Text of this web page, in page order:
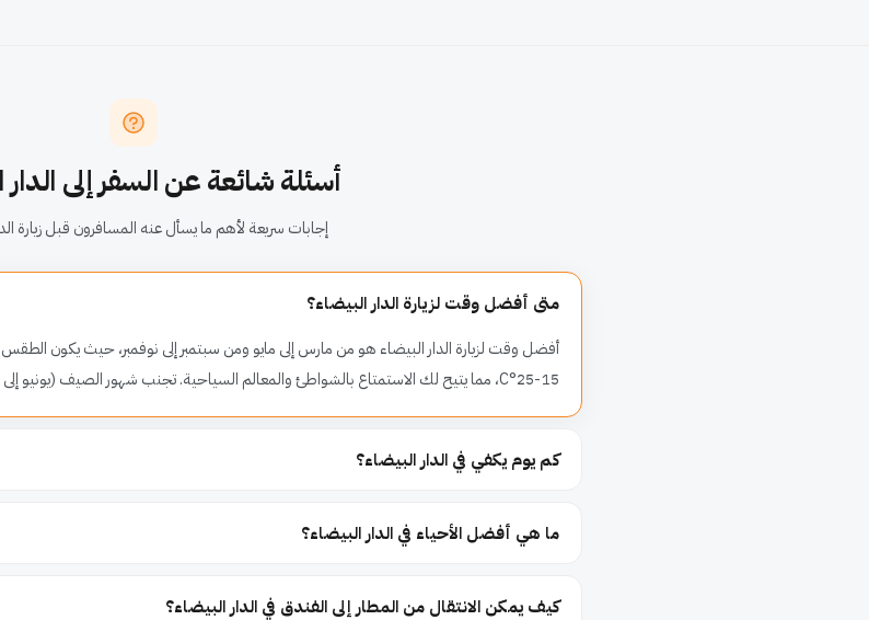
أسئلة شائعة عن السفر إلى الدار
إجابات سريعة لأهم ما يسأل عنه المسافرون قبل زيارة
متى أفضل وقت لزيارة الدار البيضاء؟
أفضل وقت لزيارة الدار البيضاء هو من مارس إلى مايو ومن سبتمبر إلى نوفمبر، حيث يكون الطقس
15-25°C، مما يتيح لك الاستمتاع بالشواطئ والمعالم السياحية. تجنب شهور الصيف (يونيو إلى أغسطس) حيث تصبح الحرارة مرتفعة ورطبة.
كم يوم يكفي في الدار البيضاء؟
ما هي أفضل الأحياء في الدار البيضاء؟
كيف يمكن الانتقال من المطار إلى الفندق في الدار البيضاء؟